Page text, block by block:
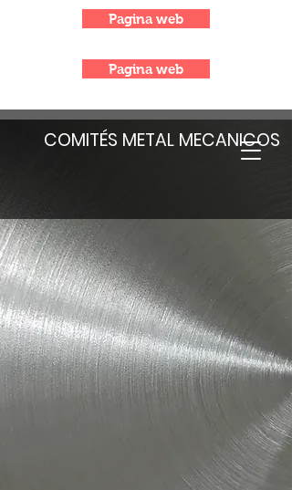
COMITÉS METAL MECANICOS
Pagina web
Pagina web